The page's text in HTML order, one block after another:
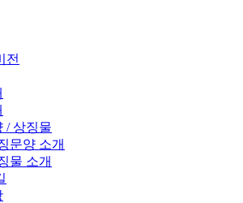
전
/ 상징물
문양 소개
물 소개